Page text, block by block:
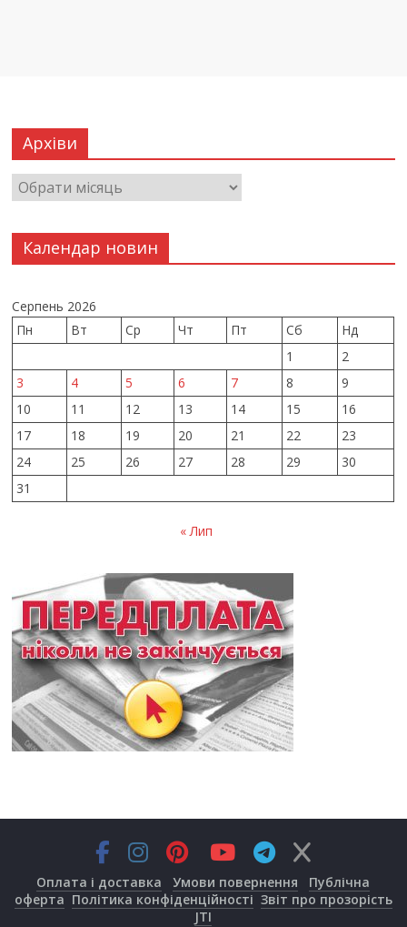
Архіви
Календар новин
Серпень 2026
Пн
Вт Ср Чт Пт Сб
Нд
1
2
3
4 5 6 7 8
9
10
11 12 13 14 15
16
17
18 19 20 21 22
23
24
25 26 27 28 29
30
31
« Лип
Оплата і доставка Умови повернення
Публічна
оферта Політика конфіденційності Звіт про прозорість
JTI